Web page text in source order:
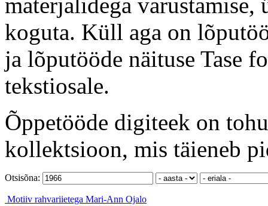
koguta. Küll aga on
ja lõputööde näituse Tase
tekstiosale.
Õppetööde digiteek on
kollektsioon, mis täieneb
Otsisõna:
Motiiv rahvariietega Mari-Ann Ojalo